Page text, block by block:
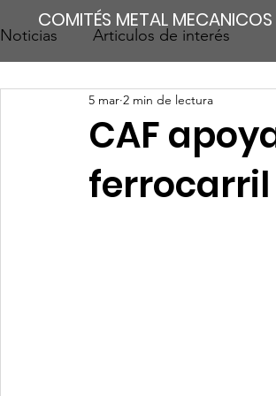
COMITÉS METAL MECANICOS
Noticias Articulos de interés
CAF
5 mar 2 min de lectura